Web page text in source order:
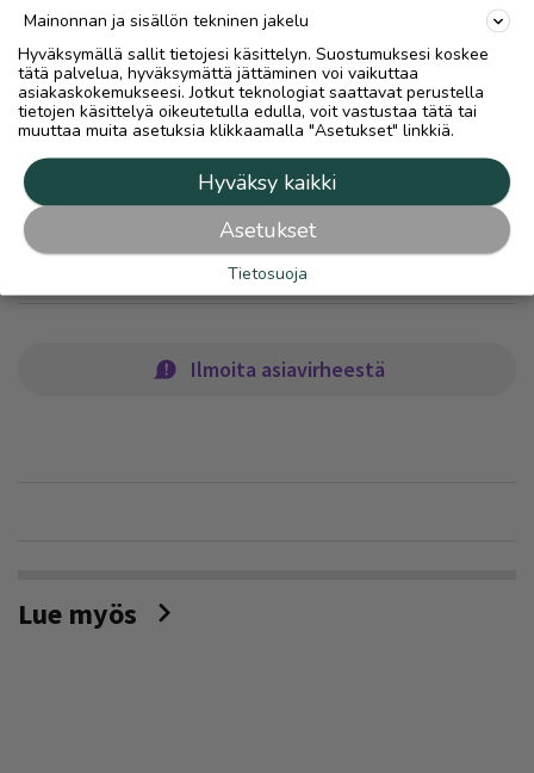
Ilmoituksesta tulee käydä ilmi ilmoituksen
tekijän nimi ja yhteystiedot, kunta ja
paikannimi sekä pesän koordinaatit, jos
mahdollista. Ilmoitetut pesät tarkastetaan
maksamista.
Ilmoita asiavirheestä
Lue myös
Mainonnan ja sisällön tekninen jakelu
Hyväksymällä sallit tietojesi käsittelyn. Suostumuksesi koskee
tätä palvelua, hyväksymättä jättäminen voi vaikuttaa
asiakaskokemukseesi. Jotkut teknologiat saattavat perustella
tietojen käsittelyä oikeutetulla edulla, voit vastustaa tätä tai
muuttaa muita asetuksia klikkaamalla "Asetukset" linkkiä.
Hyväksy kaikki
Asetukset
Tietosuoja